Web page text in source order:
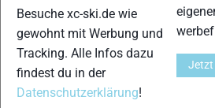
27
Besuche xc-ski.de wie
gewohnt mit Werbung und
Tracking. Alle Infos dazu
findest du in der
Datenschutzerklärung!
Jetzt